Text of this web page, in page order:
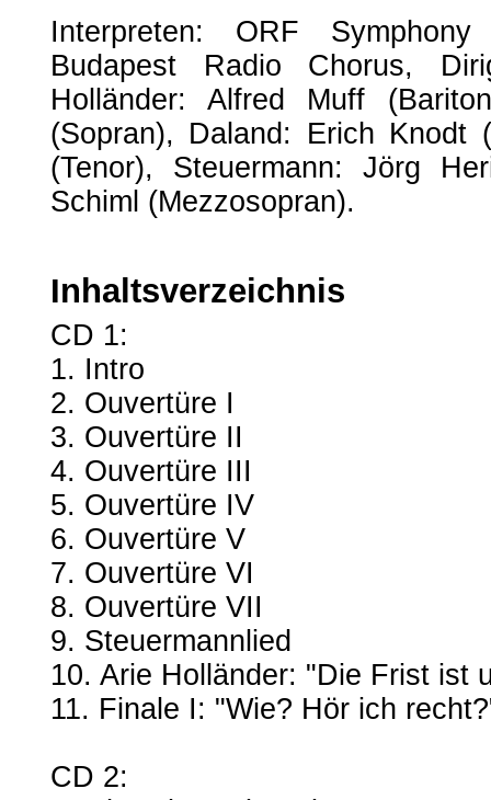
Interpreten: ORF
Budapest Radio Chorus,
Holländer: Alfred Muff
(Sopran), Daland: Erich Knodt
(Tenor), Steuermann: Jörg
Schiml (Mezzosopran).
Inhaltsverzeichnis
CD 1:
1. Intro
2. Ouvertüre I
3. Ouvertüre II
4. Ouvertüre III
5. Ouvertüre IV
6. Ouvertüre V
7. Ouvertüre VI
8. Ouvertüre VII
9. Steuermannlied
10. Arie Holländer: "Die Frist ist
11. Finale I: "Wie? Hör ich
CD 2: